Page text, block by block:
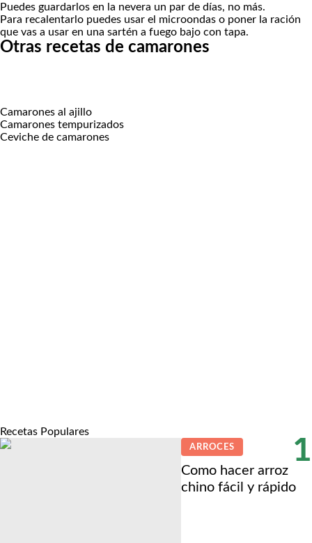
Puedes guardarlos en la nevera un par de días, no más.
Para recalentarlo puedes usar el microondas o poner la ración
que vas a usar en una sartén a fuego bajo con tapa.
Otras recetas de camarones
Camarones al ajillo
Camarones tempurizados
Ceviche de camarones
Recetas Populares
1
ARROCES
Como hacer arroz
chino fácil y rápido